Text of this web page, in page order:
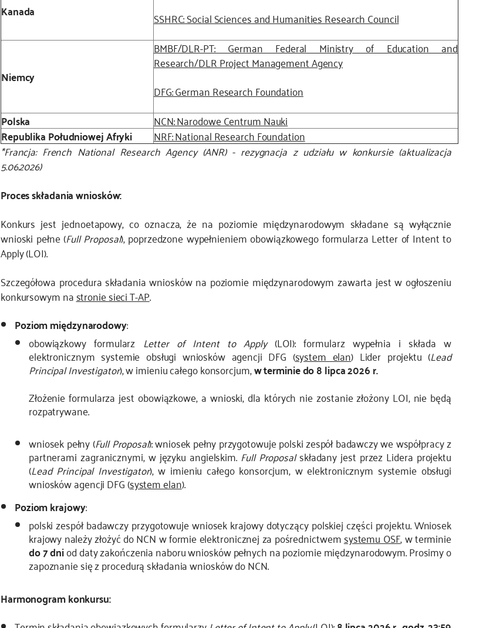
Kanada
SSHRC: Social Sciences and Humanities Research Council
Niemcy
BMBF/DLR-PT: German Federal Ministry of Education and
Research/DLR Project Management Agency
DFG: German Research Foundation
Polska
NCN: Narodowe Centrum Nauki
Republika Południowej Afryki
NRF: National Research Foundation
*Francja: French National Research Agency (ANR) - rezygnacja z udziału w konkursie (aktualizacja
5.06.2026)
Proces składania wniosków:
Konkurs jest jednoetapowy, co oznacza, że na poziomie międzynarodowym składane są wyłącznie
wnioski pełne (Full Proposal), poprzedzone wypełnieniem obowiązkowego formularza Letter of Intent to
Apply (LOI).
Szczegółowa procedura składania wniosków na poziomie międzynarodowym zawarta jest w ogłoszeniu
konkursowym nastronie sieci T-AP.
Poziom międzynarodowy:
obowiązkowy formularz Letter of Intent to Apply(LOI): formularz wypełnia i składa w
elektronicznym systemie obsługi wniosków agencji DFG (system elan) Lider projektu (Lead
Principal Investigator), w imieniu całego konsorcjum,w terminie do 8 lipca 2026 r.
Złożenie formularza jest obowiązkowe, a wnioski, dla których nie zostanie złożony LOI, nie będą
rozpatrywane.
wniosek pełny (Full Proposal): wniosek pełny przygotowuje polski zespół badawczy we współpracy z
partnerami zagranicznymi, w języku angielskim. Full Proposalskładany jest przez Lidera projektu
(Lead Principal Investigator), w imieniu całego konsorcjum, w elektronicznym systemie obsługi
wniosków agencji DFG (system elan).
Poziom krajowy:
polski zespół badawczy przygotowuje wniosek krajowy dotyczący polskiej części projektu. Wniosek
krajowy należy złożyć do NCN w formie elektronicznej za pośrednictwemsystemu OSF, w terminie
do 7 dniod daty zakończenia naboru wniosków pełnych na poziomie międzynarodowym. Prosimy o
zapoznanie się z procedurą składania wniosków do NCN.
Harmonogram konkursu: